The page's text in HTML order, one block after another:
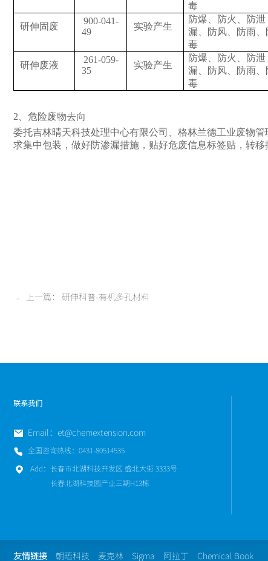
毒
研伸固废
900-041-
49
实验产生
防爆、防火、防泄
漏、防风、防雨、
毒
研伸废液
261-059-
35
实验产生
防爆、防火、防泄
漏、防风、防雨、
毒
2、危险废物去向
委托吉林晴天科技处理中心有限公司、格林兰德工业废物
求集中包装，做好防渗漏措施，贴好危废信息标签贴，转移
上一篇： 研伸科普-有机多孔材料
联系我们
Email： et@chemextension.com
全国咨询热线： 0431-80514535
Add： 长春市北湖科技开发区 盛北大街 3333号
长春北湖科技园产业三期H13栋
友情链接 朝晤科技 麦克林 Sigma 阿拉丁 Chemical Book